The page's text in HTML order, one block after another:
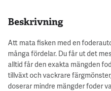
Beskrivning
Att mata fisken med en
många fördelar. Du får ut det
alltid får den exakta mängden
tillväxt och vackrare
doserar mindre mängder foder